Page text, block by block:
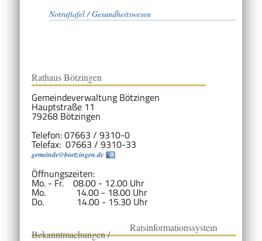
Notruftafel / Gesundheitswesen
Rathaus Bötzingen
Gemeindeverwaltung Bötzingen
Hauptstraße 11
79268 Bötzingen
Telefon: 07663 / 9310-0
Telefax: 07663 / 9310-33
gemeinde@boetzingen.de
Öffnungszeiten:
Mo. - Fr. 08.00 - 12.00 Uhr
Mo. 14.00 - 18.00 Uhr
Do. 14.00 - 15.30 Uhr
Bekanntmachungen /
Ratsinformationssystem